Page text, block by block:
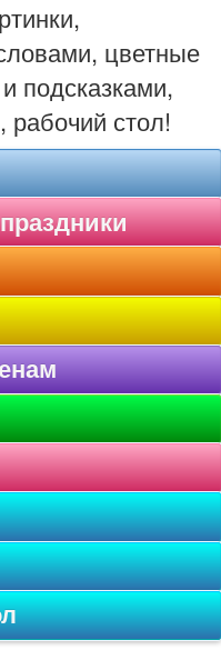
цветные
подсказками,
рабочий стол!